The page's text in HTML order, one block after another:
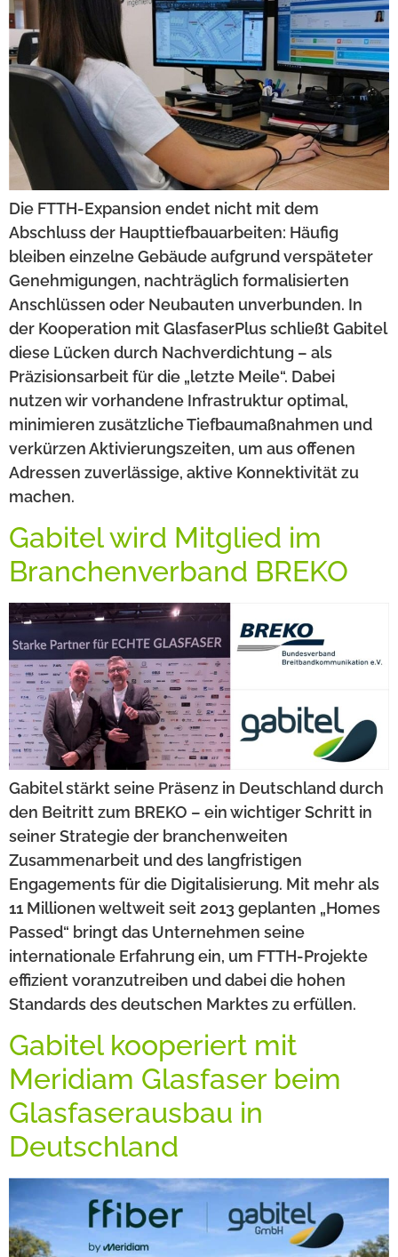
Die FTTH-Expansion endet nicht mit dem
Abschluss der Haupttiefbauarbeiten: Häufig
bleiben einzelne Gebäude aufgrund verspäteter
Genehmigungen, nachträglich formalisierten
Anschlüssen oder Neubauten unverbunden. In
der Kooperation mit GlasfaserPlus schließt Gabitel
diese Lücken durch Nachverdichtung – als
Präzisionsarbeit für die „letzte Meile“. Dabei
nutzen wir vorhandene Infrastruktur optimal,
minimieren zusätzliche Tiefbaumaßnahmen und
verkürzen Aktivierungszeiten, um aus offenen
Adressen zuverlässige, aktive Konnektivität zu
machen.
Gabitel wird Mitglied im
Branchenverband BREKO
Gabitel stärkt seine Präsenz in Deutschland durch
den Beitritt zum BREKO – ein wichtiger Schritt in
seiner Strategie der branchenweiten
Zusammenarbeit und des langfristigen
Engagements für die Digitalisierung. Mit mehr als
11 Millionen weltweit seit 2013 geplanten „Homes
Passed“ bringt das Unternehmen seine
internationale Erfahrung ein, um FTTH-Projekte
effizient voranzutreiben und dabei die hohen
Standards des deutschen Marktes zu erfüllen.
Gabitel kooperiert mit
Meridiam Glasfaser beim
Glasfaserausbau in
Deutschland